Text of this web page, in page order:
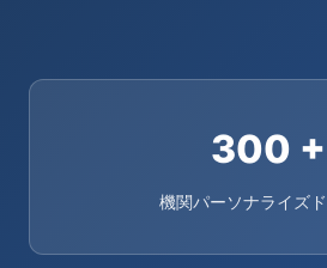
300 +
機関パーソナライズ